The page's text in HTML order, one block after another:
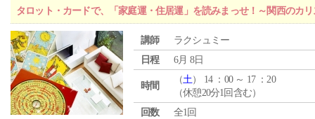
タロット・カードで、「家庭運・住居運」を読みまっせ！～関西のカ
講師
ラクシュミー
日程
6月 8日
時間
（土） 14 ：00 ～ 17 ：20
（休憩20分1回含む）
回数
全1回